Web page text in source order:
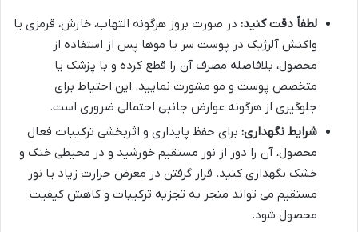
لطفاً دقت کنید: در صورت بروز هرگونه التهاب، خارش، قرمزی یا
واکنش آلرژیک در پوست سر یا موها پس از استفاده از
محصول، بلافاصله مصرف آن را قطع کرده و با پزشک یا
متخصص پوست و مو مشورت نمایید. این احتیاط برای
جلوگیری از هرگونه عوارض جانبی احتمالی ضروری است.
شرایط نگهداری: برای حفظ پایداری و اثربخشی ترکیبات فعال
محصول، آن را دور از نور مستقیم خورشید و در محیطی خنک و
خشک نگهداری کنید. قرار گرفتن در معرض حرارت زیاد یا نور
مستقیم می تواند منجر به تجزیه ترکیبات و کاهش کیفیت
محصول شود.